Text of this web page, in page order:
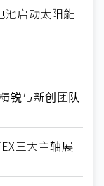
启动太阳能
锐与新创团队
三大主轴展